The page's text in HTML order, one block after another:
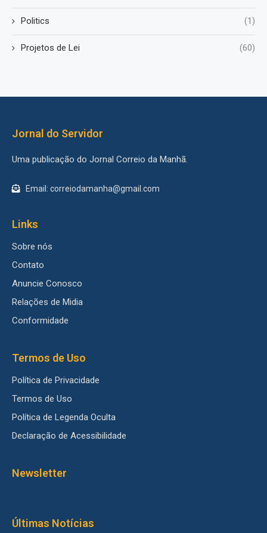
Politics (1)
Projetos de Lei (60)
Jornal do Servidor
Uma publicação do Jornal Correio da Manhã.
Email: correiodamanha@gmail.com
Links
Sobre nós
Contato
Anuncie Conosco
Relações de Midia
Conformidade
Termos de Uso
Política de Privacidade
Termos de Uso
Política de Legenda Oculta
Declaração de Acessibilidade
Newsletter
Últimas Notícias